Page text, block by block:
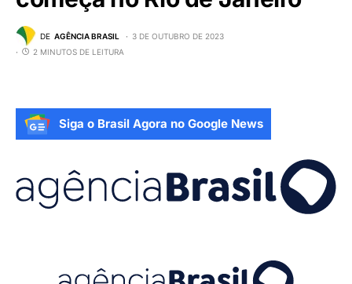
DE AGÊNCIA BRASIL
3 DE OUTUBRO DE 2023
2 MINUTOS DE LEITURA
Siga o Brasil Agora no Google News